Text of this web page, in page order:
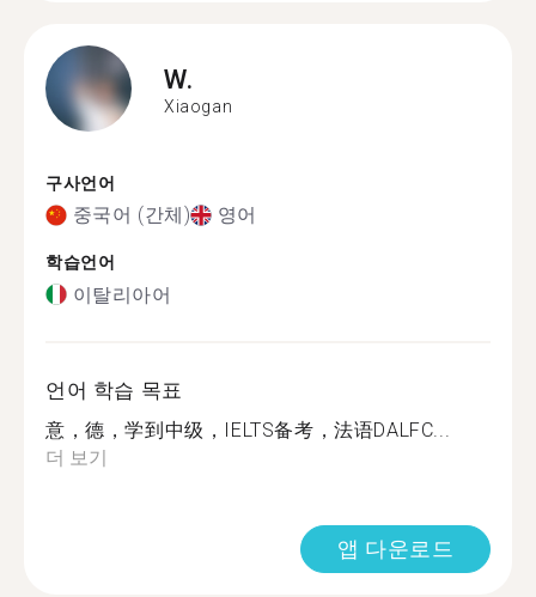
W.
Xiaogan
구사언어
중국어 (간체) 영어
학습언어
이탈리아어
언어 학습 목표
意，德，学到中级，IELTS备考，法语DALFC...
더 보기
앱 다운로드